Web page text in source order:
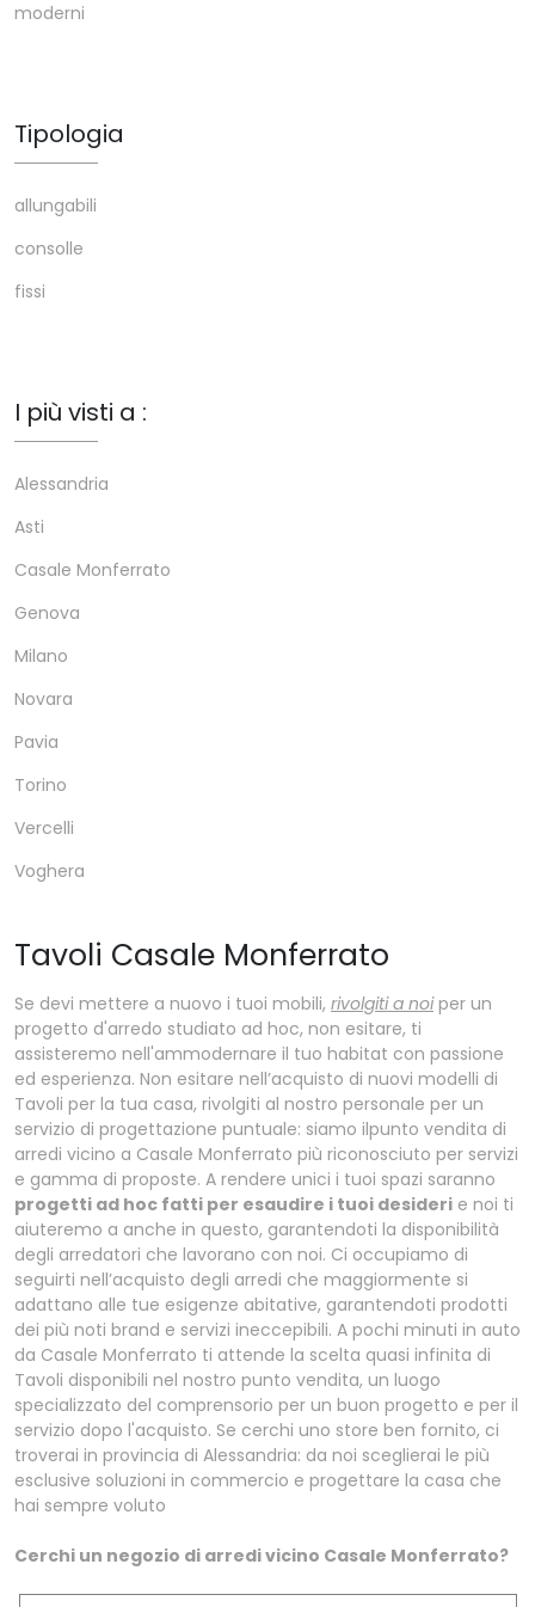
moderni
Tipologia
allungabili
consolle
fissi
I più visti a :
Alessandria
Asti
Casale Monferrato
Genova
Milano
Novara
Pavia
Torino
Vercelli
Voghera
Tavoli Casale Monferrato
Se devi mettere a nuovo i tuoi mobili, rivolgiti a noiper un
progetto d'arredo studiato ad hoc, non esitare, ti
assisteremo nell'ammodernare il tuo habitat con passione
ed esperienza. Non esitare nell’acquisto di nuovi modelli di
Tavoli per la tua casa, rivolgiti al nostro personale per un
servizio di progettazione puntuale: siamo ilpunto vendita di
arredi vicino a Casale Monferrato più riconosciuto per servizi
e gamma di proposte. A rendere unici i tuoi spazi saranno
progetti ad hoc fatti per esaudire i tuoi desideri e noi ti
aiuteremo a anche in questo, garantendoti la disponibilità
degli arredatori che lavorano con noi. Ci occupiamo di
seguirti nell’acquisto degli arredi che maggiormente si
adattano alle tue esigenze abitative, garantendoti prodotti
dei più noti brand e servizi ineccepibili. A pochi minuti in auto
da Casale Monferrato ti attende la scelta quasi infinita di
Tavoli disponibili nel nostro punto vendita, un luogo
specializzato del comprensorio per un buon progetto e per il
servizio dopo l'acquisto. Se cerchi uno store ben fornito, ci
troverai in provincia di Alessandria: da noi sceglierai le più
esclusive soluzioni in commercio e progettare la casa che
hai sempre voluto
Cerchi un negozio di arredi vicino Casale Monferrato?